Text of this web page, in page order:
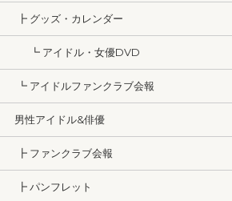
┣ グッズ・カレンダー
┗ アイドル・女優DVD
┗ アイドルファンクラブ会報
男性アイドル&俳優
┣ ファンクラブ会報
┣ パンフレット